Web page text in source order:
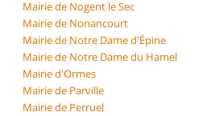
Mairie de Nogent le Sec
Mairie de Nonancourt
Mairie de Notre Dame d'Épine
Mairie de Notre Dame du Hamel
Mairie d'Ormes
Mairie de Parville
Mairie de Perruel